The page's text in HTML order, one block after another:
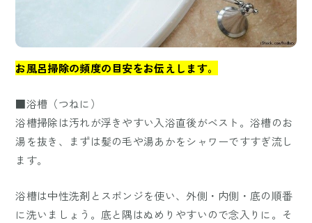
お風呂掃除の頻度の目安をお伝えします。
■浴槽（つねに）
浴槽掃除は汚れが浮きやすい入浴直後がベスト。浴槽のお
湯を抜き、まずは髪の毛や湯あかをシャワーですすぎ流し
ます。
浴槽は中性洗剤とスポンジを使い、外側・内側・底の順番
に洗いましょう。底と隅はぬめりやすいので念入りに。そ